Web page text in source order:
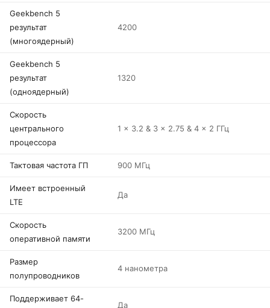
Geekbench 5
результат
(многоядерный)
4200
Geekbench 5
результат
(одноядерный)
1320
Скорость
центрального
процессора
1 x 3.2 & 3 x 2.75 & 4 x 2 ГГц
Тактовая частота ГП 900 МГц
Имеет встроенный
LTE
Да
Скорость
оперативной памяти
3200 МГц
Размер
полупроводников
4 нанометра
Поддерживает 64-
Да